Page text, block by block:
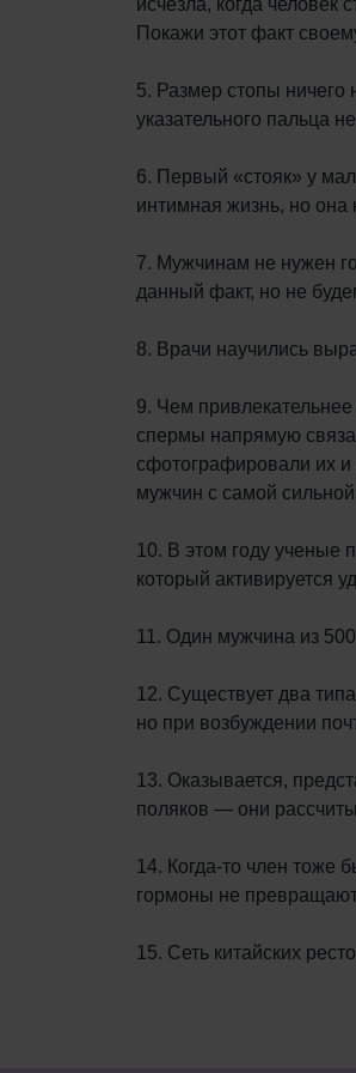
Покажи этот факт
5. Размер стопы ничего
указательного пальца
6. Первый «стояк» у
интимная жизнь, но
7. Мужчинам не нужен
данный факт, но не
8. Врачи научились
9. Чем
спермы напрямую
сфотографировали их
мужчин с самой
10. В этом году ученые
который активируется
11. Один мужчина из
12. Существует два
но при возбуждении
13. Оказывается,
поляков — они
14. Когда-то член тоже
гормоны не
15. Сеть китайских